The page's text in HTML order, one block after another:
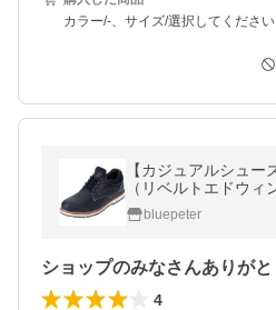
カラー/-、サイズ/選択してください
【カジュアルシュー
（リベルトエドウィ
ーツ 60646-NAVY【
bluepeter
4